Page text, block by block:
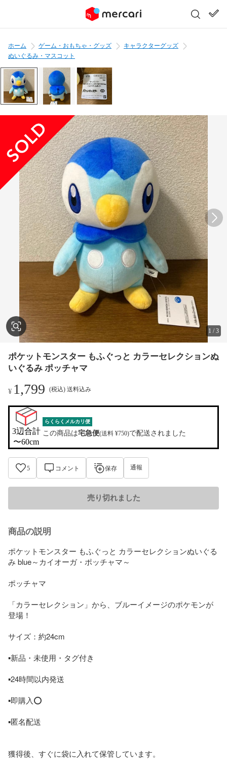
ホーム ゲーム・おもちゃ・グッズ
キャラクターグッズ
ぬいぐるみ・マスコット
1 /3
ポケットモンスター もふぐっと カラーセレクションぬ
いぐるみ ポッチャマ
¥ 1,799 (税込) 送料込み
3辺合計
〜60cm
らくらくメルカリ便
この商品は宅急便(送料 ¥750)で配送されました
5 コメント 保存 通報
売り切れました
商品の説明
ポケットモンスター もふぐっと カラーセレクションぬいぐる
み blue～カイオーガ・ポッチャマ～
ポッチャマ
「カラーセレクション」から、ブルーイメージのポケモンが
登場！
サイズ：約24cm
▪️新品・未使用・タグ付き
▪️24時間以内発送
▪️即購入⭕️
▪️匿名配送
獲得後、すぐに袋に入れて保管しています。